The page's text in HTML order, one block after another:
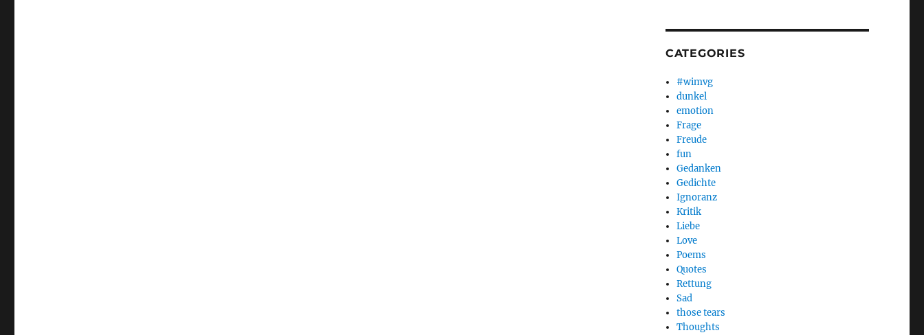
CATEGORIES
#wimvg
dunkel
emotion
Frage
Freude
fun
Gedanken
Gedichte
Ignoranz
Kritik
Liebe
Love
Poems
Quotes
Rettung
Sad
those tears
Thoughts